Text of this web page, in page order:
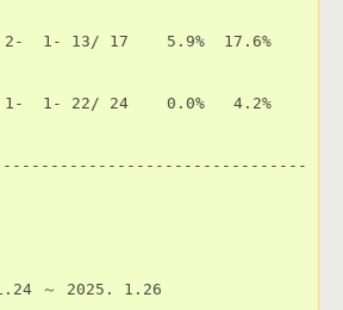
1- 13/ 17    5.9%  17.6%
1- 22/ 24    0.0%   4.2%